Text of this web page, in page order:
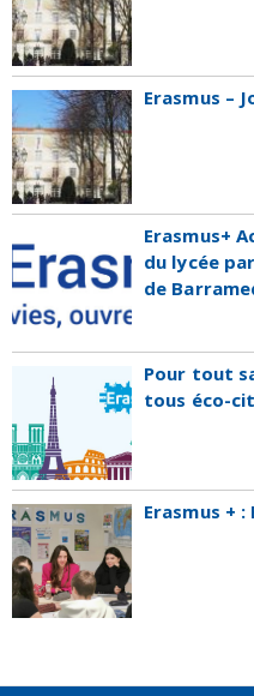
Erasmus –
Erasmus+
du lycée
de
Pour tout
tous éco-
Erasmus + :